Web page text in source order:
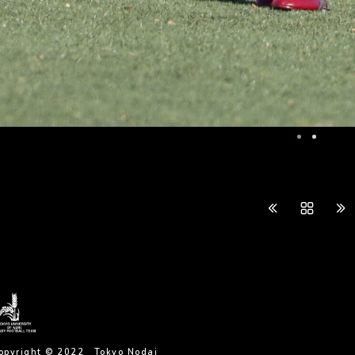
© 2022 Tokyo Nodai